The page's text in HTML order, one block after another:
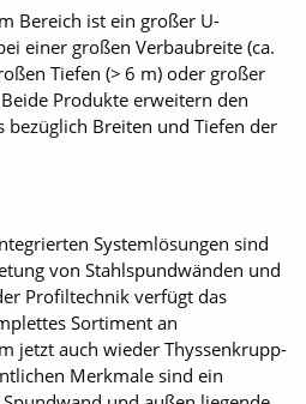
Bereich ist ein großer U-
einer großen Verbaubreite (ca.
Tiefen (> 6 m) oder großer
Produkte erweitern den
bezüglich Breiten und Tiefen der
Systemlösungen sind
von Stahlspundwänden und
Profiltechnik verfügt das
Sor­timent an
jetzt auch wieder Thyssenkrupp-
Merkmale sind ein